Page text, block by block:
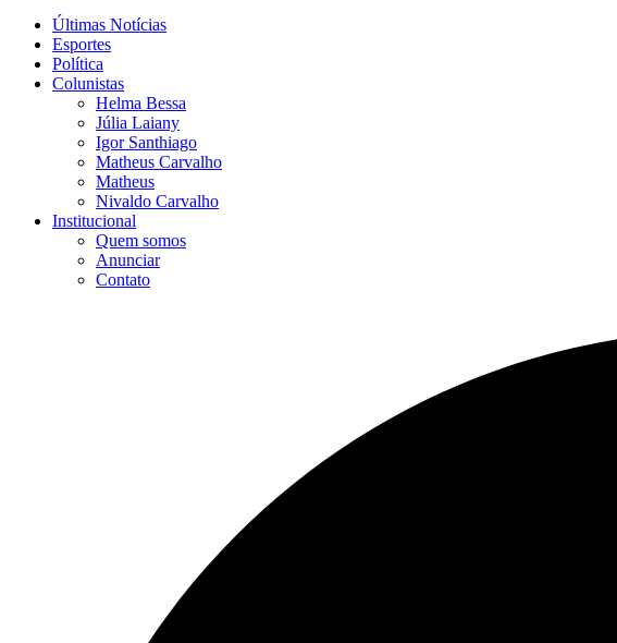
Últimas Notícias
Esportes
Política
Colunistas
Helma Bessa
Júlia Laiany
Igor Santhiago
Matheus Carvalho
Matheus
Nivaldo Carvalho
Institucional
Quem somos
Anunciar
Contato